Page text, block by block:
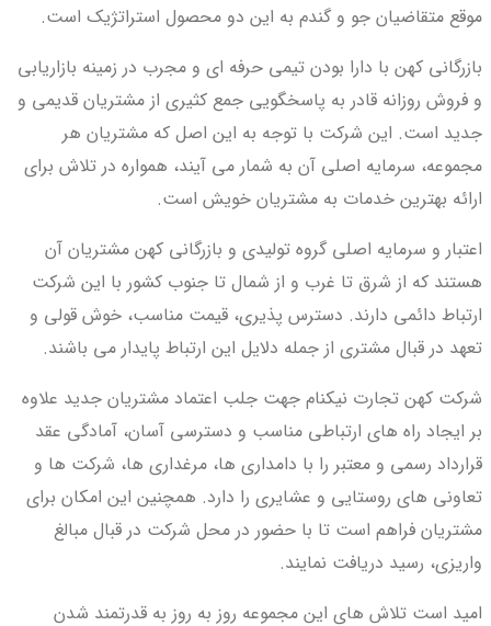
موقع متقاضیان جو و گندم به این دو محصول استراتژیک است.
بازرگانی کهن با دارا بودن تیمی حرفه ای و مجرب در زمینه بازاریابی
و فروش روزانه قادر به پاسخگویی جمع کثیری از مشتریان قدیمی و
جدید است. این شرکت با توجه به این اصل که مشتریان هر
مجموعه، سرمایه اصلی آن به شمار می آیند، همواره در تلاش برای
ارائه بهترین خدمات به مشتریان خویش است.
اعتبار و سرمایه اصلی گروه تولیدی و بازرگانی کهن مشتریان آن
هستند که از شرق تا غرب و از شمال تا جنوب کشور با این شرکت
ارتباط دائمی دارند. دسترس پذیری، قیمت مناسب، خوش قولی و
تعهد در قبال مشتری از جمله دلایل این ارتباط پایدار می باشند.
شرکت کهن تجارت نیکنام جهت جلب اعتماد مشتریان جدید علاوه
بر ایجاد راه های ارتباطی مناسب و دسترسی آسان، آمادگی عقد
قرارداد رسمی و معتبر را با دامداری ها، مرغداری ها، شرکت ها و
تعاونی های روستایی و عشایری را دارد. همچنین این امکان برای
مشتریان فراهم است تا با حضور در محل شرکت در قبال مبالغ
واریزی، رسید دریافت نمایند.
امید است تلاش های این مجموعه روز به روز به قدرتمند شدن